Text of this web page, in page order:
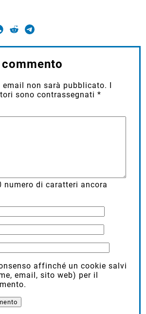
email non sarà pubblicato.
sono contrassegnati*
numero di caratteri ancora
affinché un cookie salvi
email, sito web) per il